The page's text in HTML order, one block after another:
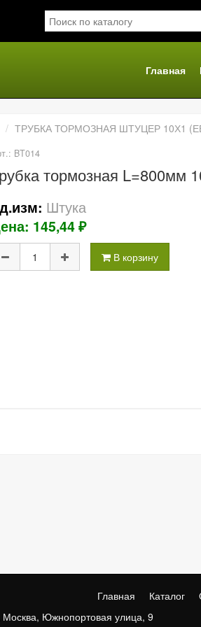
Главная
ТРУБКА ТОРМОЗНАЯ ШТУЦЕР 10Х1
BT014
тормозная L=800мм
Штука
145,44 ₽
В корзину
Главная Каталог
Москва, Южнопортовая улица, 9